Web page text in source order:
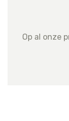
Op al onze